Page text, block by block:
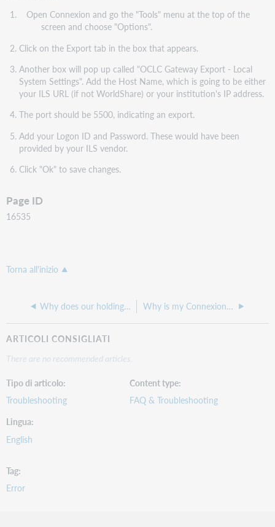
Open Connexion and go the "Tools" menu at the top of the
screen and choose "Options".
Click on the Export tab in the box that appears.
Another box will pop up called "OCLC Gateway Export - Local
System Settings". Add the Host Name, which is going to be either
your ILS URL (if not WorldShare) or your institution's IP address.
The port should be 5500, indicating an export.
Add your Logon ID and Password. These would have been
provided by your ILS vendor.
Click "Ok" to save changes.
Page ID
16535
Torna all'inizio
Why does our holding keep returning after being removed in Connexion or Record Manager? Why is my Connexion client local file size so large when it only contains a few records?
ARTICOLI CONSIGLIATI
There are no recommended articles.
Tipo di articolo
Troubleshooting
Content type
FAQ & Troubleshooting
Lingua
English
Tag
Error